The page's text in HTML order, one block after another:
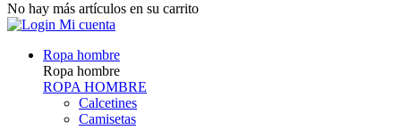
No hay más artículos en su carrito
Mi cuenta
Ropa hombre
Ropa hombre
ROPA HOMBRE
Calcetines
Camisetas